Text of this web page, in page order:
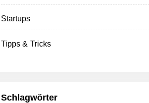
Startups
Tipps & Tricks
Schlagwörter